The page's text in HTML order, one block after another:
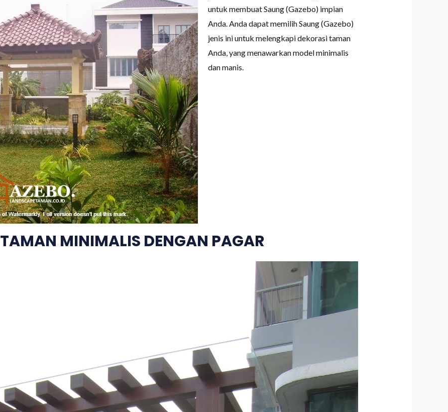
untuk membuat Saung (Gazebo) impian
Anda. Anda dapat memilih Saung (Gazebo)
jenis ini untuk melengkapi dekorasi taman
Anda, yang menawarkan model minimalis
dan manis.
MINIMALIS DENGAN PAGAR